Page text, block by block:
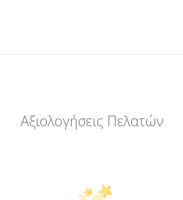
Αξιολογήσεις Πελατών